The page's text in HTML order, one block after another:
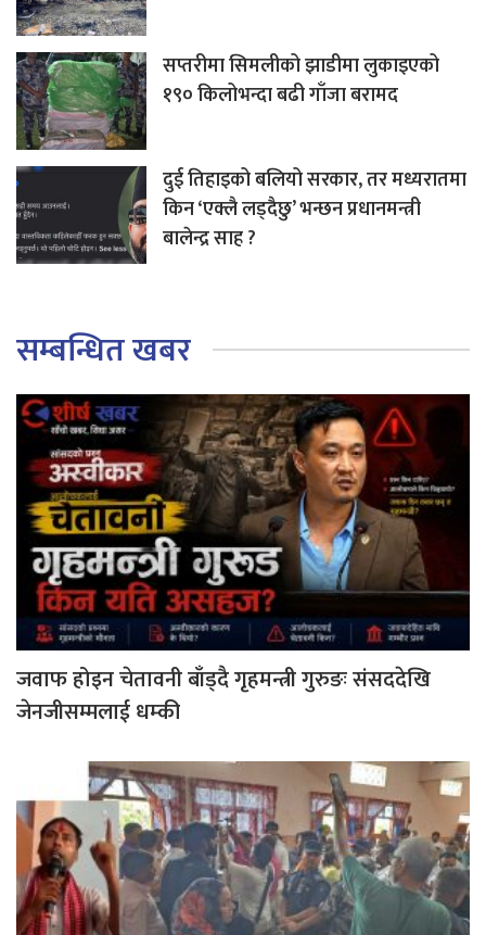
सप्तरीमा सिमलीको झाडीमा लुकाइएको
१९० किलोभन्दा बढी गाँजा बरामद
दुई तिहाइको बलियो सरकार, तर मध्यरातमा
किन ‘एक्लै लड्दैछु’ भन्छन प्रधानमन्त्री
बालेन्द्र साह ?
सम्बन्धित खबर
जवाफ होइन चेतावनी बाँड्दै गृहमन्त्री गुरुङः संसददेखि
जेनजीसम्मलाई धम्की